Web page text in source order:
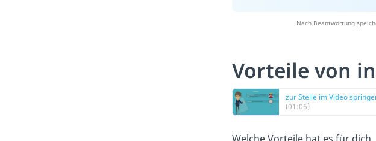
Nach Beantwortung
Vorteile von
zur Stelle im Video
(01:06)
Welche Vorteile hat es für